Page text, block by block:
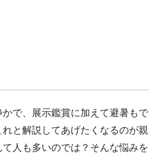
で、展示鑑賞に加えて避暑もで
と解説してあげたくなるのが親
人も多いのでは？そんな悩みを